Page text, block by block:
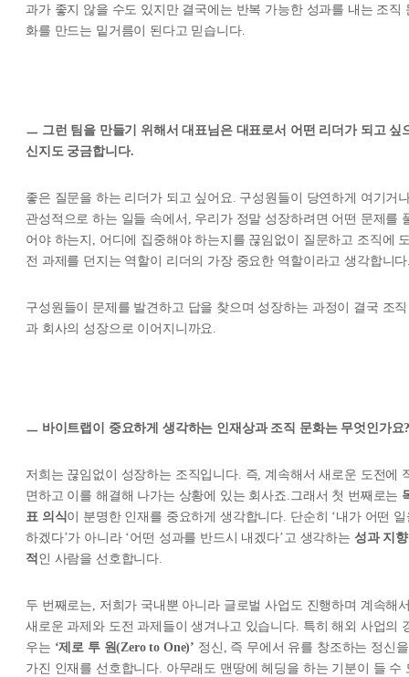
과가 좋지 않을 수도 있지만 결국에는 반복 가능한 성과를 내는 조직
화를 만드는 밑거름이 된다고 믿습니다.
ㅡ 그런 팀을 만들기 위해서 대표님은 대표로서 어떤 리더가 되고 싶
신지도 궁금합니다.
좋은 질문을 하는 리더가 되고 싶어요. 구성원들이 당연하게 여기거
관성적으로 하는 일들 속에서, 우리가 정말 성장하려면 어떤 문제를
어야 하는지, 어디에 집중해야 하는지를 끊임없이 질문하고 조직에
전 과제를 던지는 역할이 리더의 가장 중요한 역할이라고 생각합니
구성원들이 문제를 발견하고 답을 찾으며 성장하는 과정이 결국 조직
과 회사의 성장으로 이어지니까요.
ㅡ 바이트랩이 중요하게 생각하는 인재상과 조직 문화는 무엇인가요
저희는 끊임없이 성장하는 조직입니다. 즉, 계속해서 새로운 도전에
면하고 이를 해결해 나가는 상황에 있는 회사죠.그래서 첫 번째로는
표 의식이 분명한 인재를 중요하게 생각합니다. 단순히 ‘내가 어떤 일
하겠다’가 아니라 ‘어떤 성과를 반드시 내겠다’고 생각하는 성과 지향
적 인 사람을 선호합니다.
두 번째로는, 저희가 국내뿐 아니라 글로벌 사업도 진행하며 계속해
새로운 과제와 도전 과제들이 생겨나고 있습니다. 특히 해외 사업의
우는 ‘제로 투 원(Zero to One)’ 정신, 즉 무에서 유를 창조하는 정신을
가진 인재를 선호합니다. 아무래도 맨땅에 헤딩을 하는 기분이 들 수